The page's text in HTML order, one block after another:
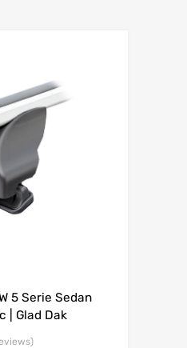
5 Serie Sedan
| Glad Dak